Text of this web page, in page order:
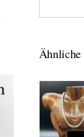
Ähnliche